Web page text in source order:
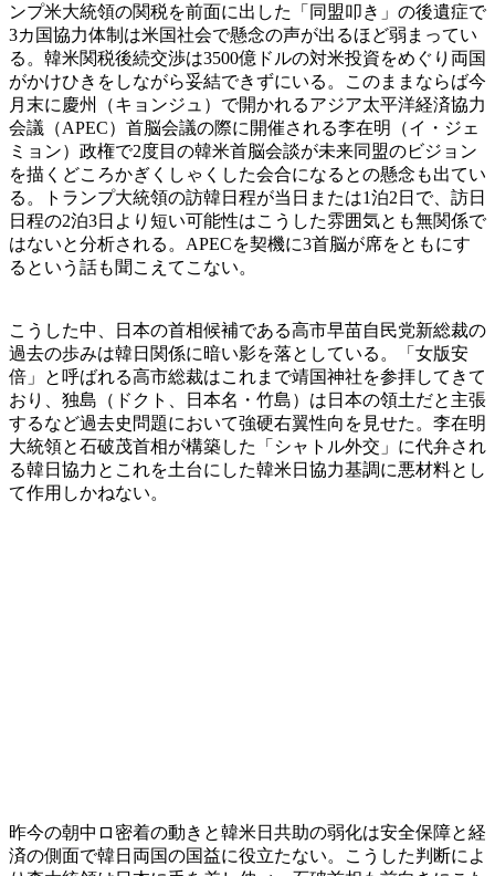
ンプ米大統領の関税を前面に出した「同盟叩き」の後遺症で
3カ国協力体制は米国社会で懸念の声が出るほど弱まってい
る。韓米関税後続交渉は3500億ドルの対米投資をめぐり両国
がかけひきをしながら妥結できずにいる。このままならば今
月末に慶州（キョンジュ）で開かれるアジア太平洋経済協力
会議（APEC）首脳会議の際に開催される李在明（イ・ジェ
ミョン）政権で2度目の韓米首脳会談が未来同盟のビジョン
を描くどころかぎくしゃくした会合になるとの懸念も出てい
る。トランプ大統領の訪韓日程が当日または1泊2日で、訪日
日程の2泊3日より短い可能性はこうした雰囲気とも無関係で
はないと分析される。APECを契機に3首脳が席をともにす
るという話も聞こえてこない。
こうした中、日本の首相候補である高市早苗自民党新総裁の
過去の歩みは韓日関係に暗い影を落としている。「女版安
倍」と呼ばれる高市総裁はこれまで靖国神社を参拝してきて
おり、独島（ドクト、日本名・竹島）は日本の領土だと主張
するなど過去史問題において強硬右翼性向を見せた。李在明
大統領と石破茂首相が構築した「シャトル外交」に代弁され
る韓日協力とこれを土台にした韓米日協力基調に悪材料とし
て作用しかねない。
昨今の朝中ロ密着の動きと韓米日共助の弱化は安全保障と経
済の側面で韓日両国の国益に役立たない。こうした判断によ